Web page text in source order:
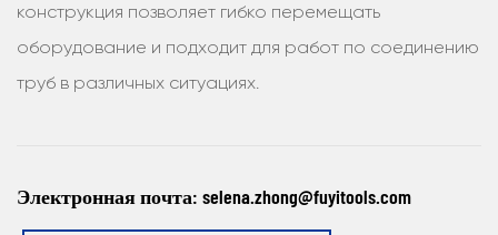
конструкция позволяет гибко перемещать
оборудование и подходит для работ по соединению
труб в различных ситуациях.
Электронная почта: selena.zhong@fuyitools.com